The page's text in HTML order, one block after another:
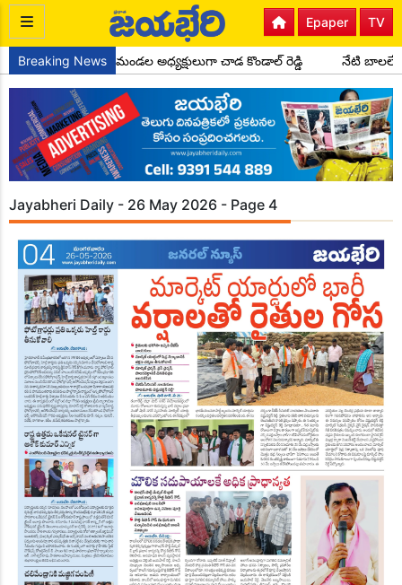
TV
Epaper
Breaking News
కాంగ్రెస్ పార్టీ సైదాపూర్ మండల అధ్యక్షులుగా చాడ కొండాల్ రెడ్డి నేటి బాలలే
Jayabheri Daily - 26 May 2026 - Page 4